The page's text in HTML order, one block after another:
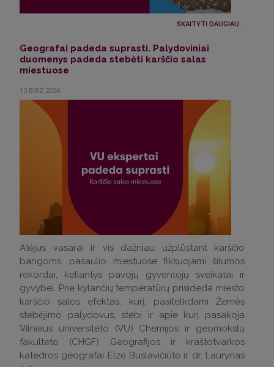
SKAITYTI DAUGIAU...
Geografai padeda suprasti. Palydoviniai
duomenys padeda stebėti karščio salas
miestuose
13.BIRŽ.2024
Atėjus vasarai ir vis dažniau užplūstant karščio
bangoms, pasaulio miestuose fiksuojami šilumos
rekordai, keliantys pavojų gyventojų sveikatai ir
gyvybei. Prie kylančių temperatūrų prisideda miesto
karščio salos efektas, kurį, pasitelkdami Žemės
stebėjimo palydovus, stebi ir apie kurį pasakoja
Vilniaus universiteto (VU) Chemijos ir geomokslų
fakulteto (CHGF) Geografijos ir kraštotvarkos
katedros geografai Elzė Buslavičiūtė ir dr. Laurynas